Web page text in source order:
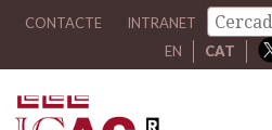
CONTACTE INTRANET
EN
CAT